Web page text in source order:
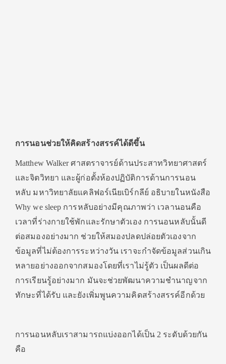
การนอนช่วยให้คิดสร้างสรรค์ได้ดีขึ้น
Matthew Walker ศาสตราจารย์ด้านประสาทวิทยาศาสตร์
และจิตวิทยา และผู้ก่อตั้งห้องปฏิบัติการด้านการนอน
หลับ มหาวิทยาลัยแคลิฟอร์เนียเบิร์กลีย์ อธิบายในหนังสือ
Why we sleep การหลับอย่างมีคุณภาพว่า เวลานอนคือ
เวลาที่ร่างกายใช้พักและรักษาตัวเอง การนอนหลับนั้นดี
ต่อสมองอย่างมาก ช่วยให้สมองปลดปล่อยตัวเองจาก
ข้อมูลที่ไม่ต้องการระหว่างวัน เราจะกำจัดข้อมูลส่วนเกิน
หลายอย่างออกจากสมองโดยที่เราไม่รู้ตัว เป็นผลดีต่อ
การเรียนรู้อย่างมาก มันจะช่วยพัฒนาความชำนาญจาก
ทักษะที่ได้รับ และยังเพิ่มพูนความคิดสร้างสรรค์อีกด้วย
การนอนหลับเราสามารถแบ่งออกได้เป็น 2 ระดับด้วยกัน
คือ